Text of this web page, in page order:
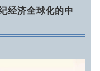
经济全球化的中